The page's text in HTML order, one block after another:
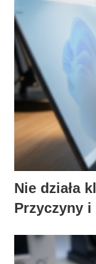
Nie działa
Przyczyny